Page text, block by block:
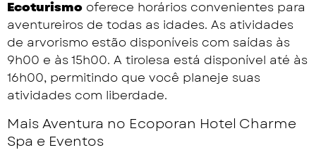
Ecoturismo oferece horários convenientes para
aventureiros de todas as idades. As atividades
de arvorismo estão disponíveis com saídas às
9h00 e às 15h00. A tirolesa está disponível até às
16h00, permitindo que você planeje suas
atividades com liberdade.
Mais Aventura no Ecoporan Hotel Charme
Spa e Eventos